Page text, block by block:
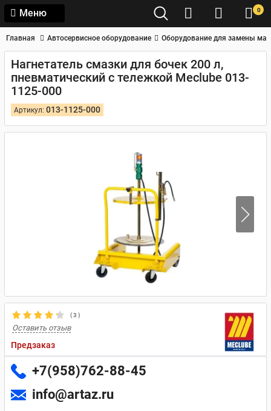
Меню 0
Главная Автосервисное оборудование Оборудование для замены
Нагнетатель смазки для бочек 200 л,
пневматический с тележкой Meclube 013-
1125-000
Артикул: 013-1125-000
(3 )
Оставить отзыв
Предзаказ
+7(958)762-88-45
info@artaz.ru